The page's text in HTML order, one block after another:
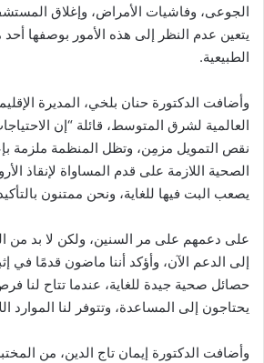
الجوعى، وفاشيات الأمراض، وإغلاق
يتعين عدم النظر إلى هذه الأمور بوصفها أحد
الطبيعية.
وأضافت الدكتورة حنان بلخي، المديرة
العالمية لشرق المتوسط، قائلة “إن
نقص التمويل مزمِن، وتظل المنظمة ملزمة
الصحية اللازمة على قدم المساواة لإنقاذ
يصعب البت فيها للغاية، ونحن ممتنون
على دعمهم على مر السنين، ولكن لا بد من
إلى الدعم الآن، وأؤكد أننا ماضون قدمًا في
حصائل صحية جيدة للغاية، عندما تتاح لنا
يحتاجون إلى المساعدة، وتتوفر لنا الموارد
وأضافت الدكتورة إيمان تاج الدين، من